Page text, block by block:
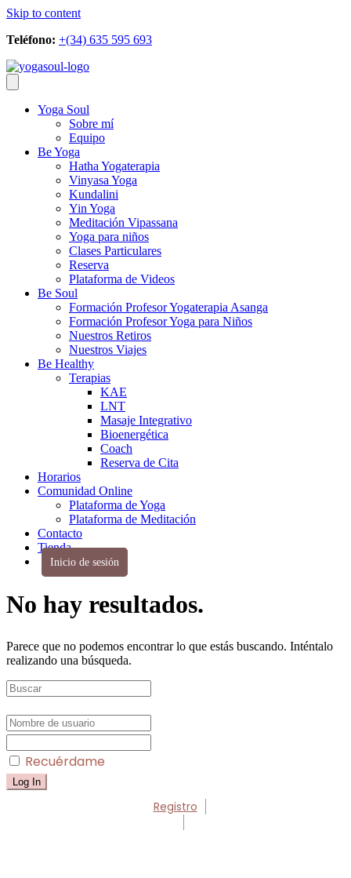
Skip to content
Teléfono: +(34) 635 595 693
Yoga Soul
Sobre mí
Equipo
Be Yoga
Hatha Yogaterapia
Vinyasa Yoga
Kundalini
Yin Yoga
Meditación Vipassana
Yoga para niños
Clases Particulares
Reserva
Plataforma de Videos
Be Soul
Formación Profesor Yogaterapia Asanga
Formación Profesor Yoga para Niños
Nuestros Retiros
Nuestros Viajes
Be Healthy
Terapias
KAE
LNT
Masaje Integrativo
Bioenergética
Coach
Reserva de Cita
Horarios
Comunidad Online
Plataforma de Yoga
Plataforma de Meditación
Contacto
Tienda
Inicio de sesión
No hay resultados.
Parece que no podemos encontrar lo que estás buscando. Inténtalo
realizando una búsqueda.
Recuérdame
Registro